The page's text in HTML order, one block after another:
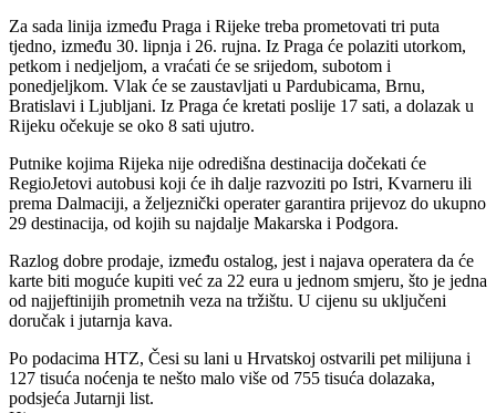
Za sada linija između Praga i Rijeke treba prometovati tri puta
tjedno, između 30. lipnja i 26. rujna. Iz Praga će polaziti utorkom,
petkom i nedjeljom, a vraćati će se srijedom, subotom i
ponedjeljkom. Vlak će se zaustavljati u Pardubicama, Brnu,
Bratislavi i Ljubljani. Iz Praga će kretati poslije 17 sati, a dolazak u
Rijeku očekuje se oko 8 sati ujutro.
Putnike kojima Rijeka nije odredišna destinacija dočekati će
RegioJetovi autobusi koji će ih dalje razvoziti po Istri, Kvarneru ili
prema Dalmaciji, a željeznički operater garantira prijevoz do ukupno
29 destinacija, od kojih su najdalje Makarska i Podgora.
Razlog dobre prodaje, između ostalog, jest i najava operatera da će
karte biti moguće kupiti već za 22 eura u jednom smjeru, što je jedna
od najjeftinijih prometnih veza na tržištu. U cijenu su uključeni
doručak i jutarnja kava.
Po podacima HTZ, Česi su lani u Hrvatskoj ostvarili pet milijuna i
127 tisuća noćenja te nešto malo više od 755 tisuća dolazaka,
podsjeća Jutarnji list.